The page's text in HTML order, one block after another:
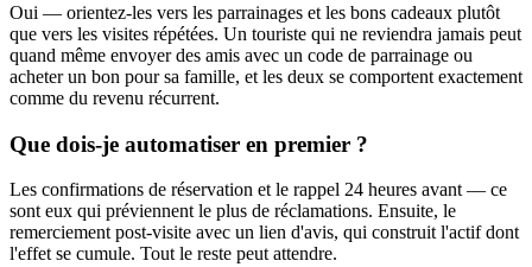
Oui — orientez-les vers les parrainages et les bons cadeaux plutôt
que vers les visites répétées. Un touriste qui ne reviendra jamais peut
quand même envoyer des amis avec un code de parrainage ou
acheter un bon pour sa famille, et les deux se comportent exactement
comme du revenu récurrent.
Que dois-je automatiser en premier ?
Les confirmations de réservation et le rappel 24 heures avant — ce
sont eux qui préviennent le plus de réclamations. Ensuite, le
remerciement post-visite avec un lien d'avis, qui construit l'actif dont
l'effet se cumule. Tout le reste peut attendre.